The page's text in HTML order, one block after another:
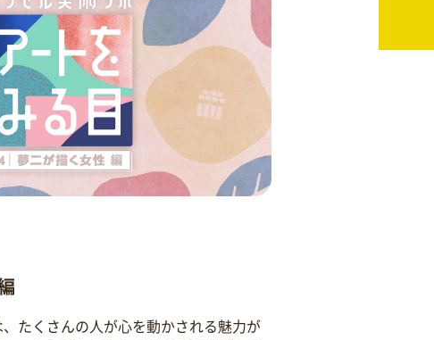
たくさんの人が心を動かされる魅力が